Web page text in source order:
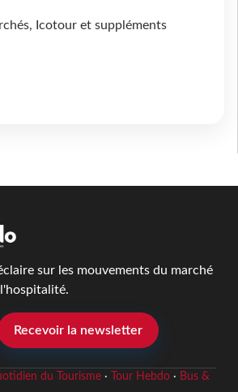
Icotour et suppléments
sur les mouvements du marché
Recevoir la newsletter
du Tourisme· Tour Hebdo· Bus &